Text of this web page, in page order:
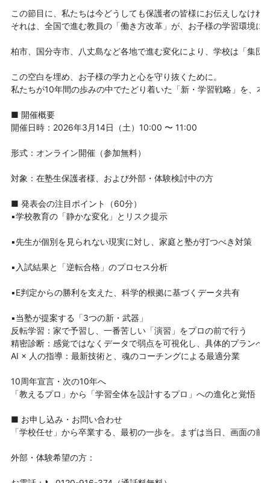
この節目に、私たちは今どうしても保護者の皆様にお伝えしなけれ
それは、全国で進む教員の「働き方改革」が、お子様の学習環境に
柏市、国分寺市、八丈島など各地で進む変化により、学校は「集
この空白を埋め、お子様の学力と心を守り抜くために。
私たちが10年間の歩みの中でたどり着いた「新・学習戦略」を、本
■ 開催概要
開催日時：2026年3月14日（土）10:00 〜 11:00
形式：オンライン開催（参加無料）
対象：在塾生保護者様、および外部・体験検討中の方
■ 発表会の注目ポイント（60分）
▪学校教育の「静かな変化」とリスク提示
▪先生が個別を見られない現実に対し、家庭と塾が打つべき対策
▪入試結果と「逆転合格」のプロセス分析
▪E判定からの勝利を支えた、科学的根拠に基づくデータ共有
▪当塾が提案する「3つの新・武器」
反転学習：家で予習し、一番苦しい「演習」をプロの前で行う
精密診断：感覚ではなくデータで弱点を可視化し、具体的プランへ
AI × 人の指導：最新技術と、魂のコーチングによる最適分業
10周年宣言・次の10年へ
「教えるプロ」から「学習全体を設計するプロ」への進化と覚悟
■ お申し込み・お問い合わせ
「学校任せ」から卒業する、最初の一歩を。まずは当日、画面の前
外部・体験希望の方：